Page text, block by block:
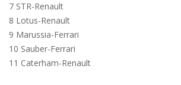
7 STR-Renault
8 Lotus-Renault
9 Marussia-Ferrari
10 Sauber-Ferrari
11 Caterham-Renault